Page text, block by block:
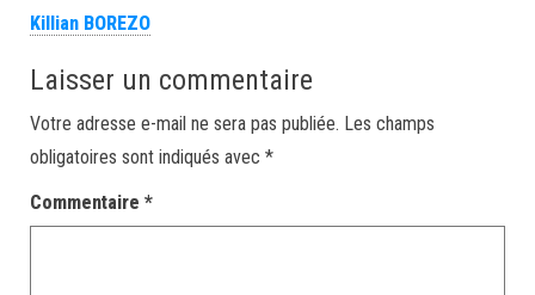
Killian BOREZO
Laisser un commentaire
Votre adresse e-mail ne sera pas publiée. Les champs
obligatoires sont indiqués avec *
Commentaire *